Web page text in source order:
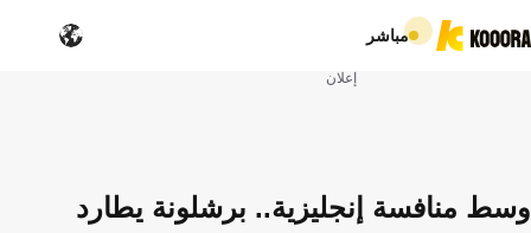
مباشر
إعلان
وسط منافسة إنجليزية.. برشلونة يطارد